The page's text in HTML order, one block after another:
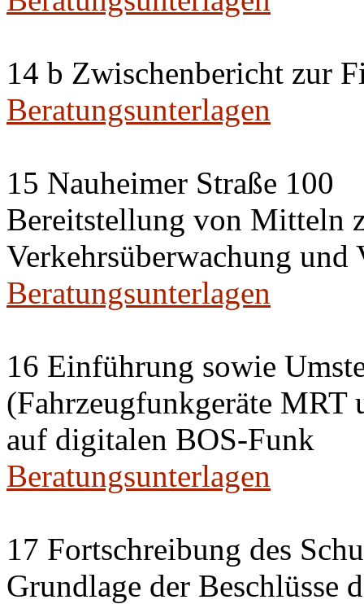
14 b Zwischenbericht zur
Beratungsunterlagen
15 Nauheimer Straße 100
Bereitstellung von Mitteln
Verkehrsüberwachung und
Beratungsunterlagen
16 Einführung sowie
(Fahrzeugfunkgeräte MRT
auf digitalen BOS-Funk
Beratungsunterlagen
17 Fortschreibung des
Grundlage der Beschlüsse